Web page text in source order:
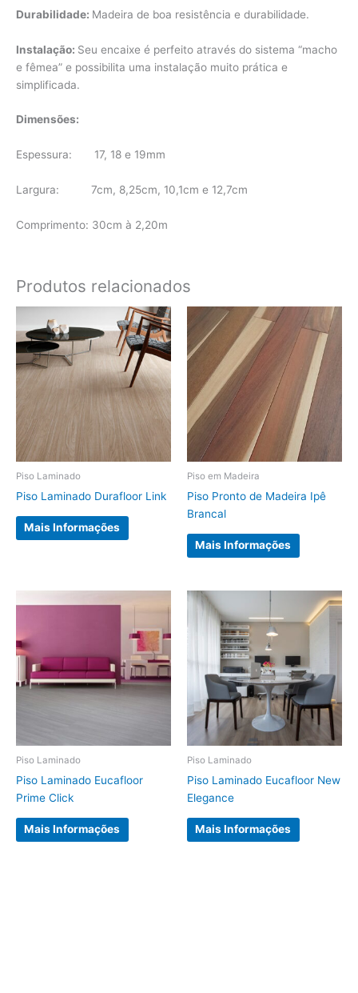
Durabilidade: Madeira de boa resistência e durabilidade.
Instalação: Seu encaixe é perfeito através do sistema “macho
e fêmea” e possibilita uma instalação muito prática e
simplificada.
Dimensões:
Espessura: 17, 18 e 19mm
Largura: 7cm, 8,25cm, 10,1cm e 12,7cm
Comprimento: 30cm à 2,20m
Produtos relacionados
Piso Laminado
Piso Laminado Durafloor Link
Mais Informações
Piso em Madeira
Piso Pronto de Madeira Ipê
Brancal
Mais Informações
Piso Laminado
Piso Laminado Eucafloor
Prime Click
Mais Informações
Piso Laminado
Piso Laminado Eucafloor New
Elegance
Mais Informações